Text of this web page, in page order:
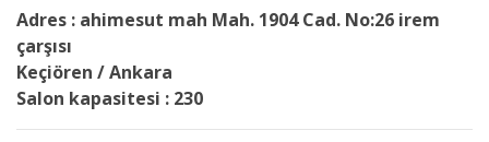
Adres : ahimesut mah Mah. 1904 Cad. No:26 irem
çarşısı
Keçiören / Ankara
Salon kapasitesi : 230